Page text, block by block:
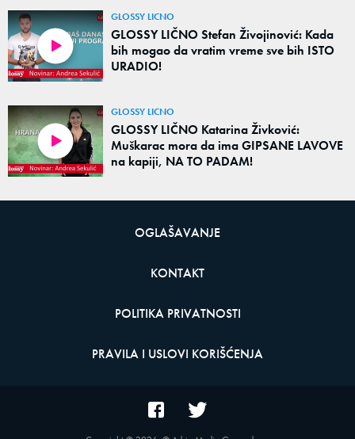
GLOSSY LICNO
GLOSSY LIČNO Stefan Živojinović: Kada
bih mogao da vratim vreme sve bih ISTO
URADIO!
GLOSSY LICNO
GLOSSY LIČNO Katarina Živković:
Muškarac mora da ima GIPSANE LAVOVE
na kapiji, NA TO PADAM!
OGLAŠAVANJE
KONTAKT
POLITIKA PRIVATNOSTI
PRAVILA I USLOVI KORIŠĆENJA